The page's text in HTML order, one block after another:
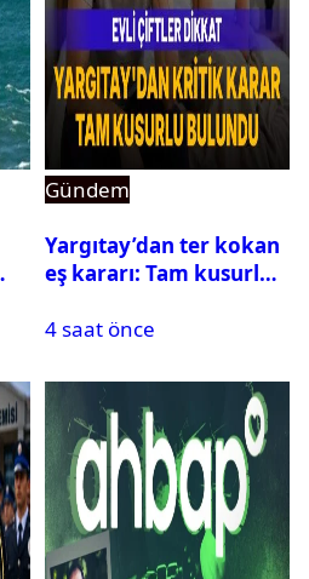
Gündem
Yargıtay’dan ter kokan
eş kararı: Tam kusurlu
4 saat önce